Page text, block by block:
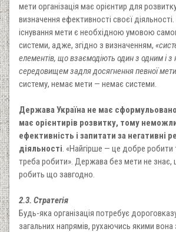
мети організація має орієнтир для розвитку
визначення ефективності своєї
існування мети є необхідною умовою
системи, адже, згідно з визначенням,
елементів, що взаємодіють один з одним і
середовищем задля досягнення певної
систему, немає мети — немає системи.
Держава Україна не має
має орієнтирів розвитку, тому
ефективність і запитати за негативні
діяльності. «Найгірше — це добре робити
треба робити». Держава без мети не знає,
робить що завгодно.
2.3. Стратегія
Будь-яка організація потребує
загальних напрямів, рухаючись якими